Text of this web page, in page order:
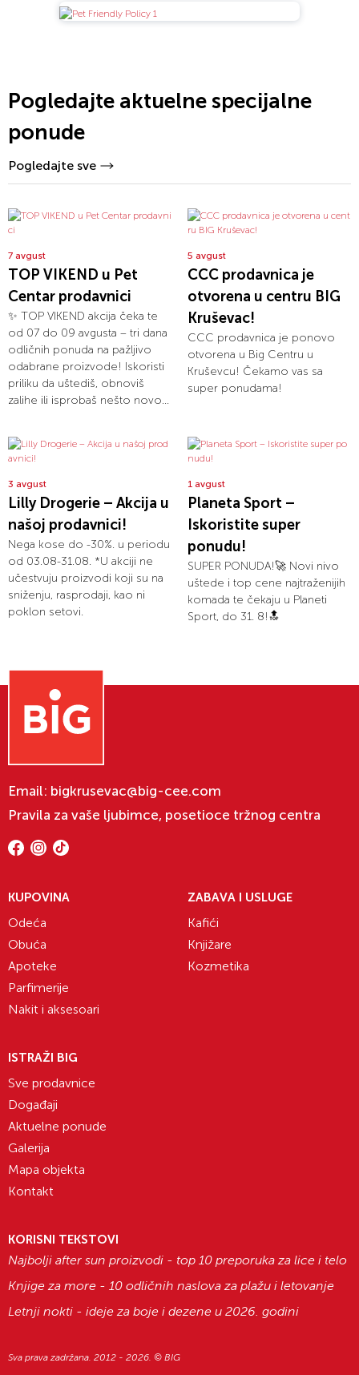
Pogledajte aktuelne specijalne
ponude
Pogledajte sve
7 avgust
TOP VIKEND u Pet
Centar prodavnici
✨ TOP VIKEND akcija čeka te
od 07 do 09 avgusta – tri dana
odličnih ponuda na pažljivo
odabrane proizvode! Iskoristi
priliku da uštediš, obnoviš
zalihe ili isprobaš nešto novo...
5 avgust
CCC prodavnica je
otvorena u centru BIG
Kruševac!
CCC prodavnica je ponovo
otvorena u Big Centru u
Kruševcu! Čekamo vas sa
super ponudama!
3 avgust
Lilly Drogerie – Akcija u
našoj prodavnici!
Nega kose do -30%. u periodu
od 03.08-31.08. *U akciji ne
učestvuju proizvodi koji su na
sniženju, rasprodaji, kao ni
poklon setovi.
1 avgust
Planeta Sport –
Iskoristite super
ponudu!
SUPER PONUDA!🚀 Novi nivo
uštede i top cene najtraženijih
komada te čekaju u Planeti
Sport, do 31. 8!🔝
Email: bigkrusevac@big-cee.com
Pravila za vaše ljubimce, posetioce tržnog centra
KUPOVINA
Odeća
Obuća
Apoteke
Parfimerije
Nakit i aksesoari
ZABAVA I USLUGE
Kafići
Knjižare
Kozmetika
ISTRAŽI BIG
Sve prodavnice
Događaji
Aktuelne ponude
Galerija
Mapa objekta
Kontakt
KORISNI TEKSTOVI
Najbolji after sun proizvodi - top 10 preporuka za lice i telo
Knjige za more - 10 odličnih naslova za plažu i letovanje
Letnji nokti - ideje za boje i dezene u 2026. godini
Sva prava zadržana. 2012 - 2026. © BIG